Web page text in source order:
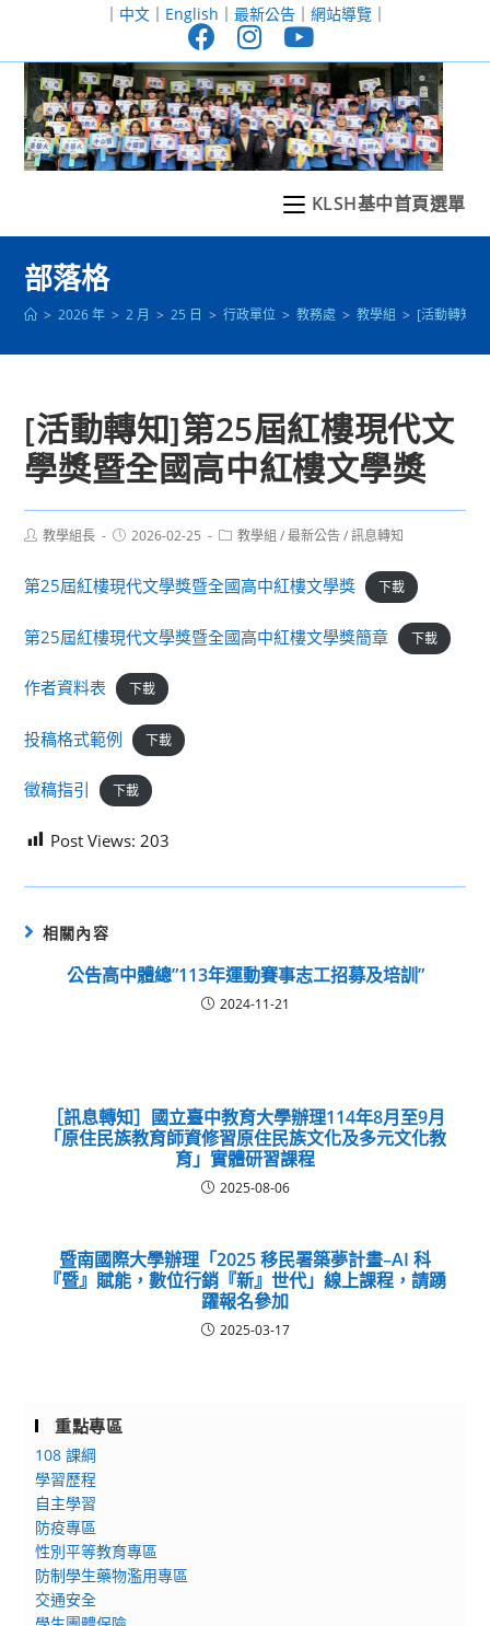
至
｜ 中文｜ English ｜ 最新公告｜ 網站導覽｜
KLSH基中首頁選單
部落格
> 2026 年 > 2 月 > 25 日 > 行政單位 > 教務處 > 教學組 > [活動轉知]
[活動轉知]第25屆紅樓現代文
學獎暨全國高中紅樓文學獎
Post教學組長
Post2026-02-25
Post教學組 / 最新公告 / 訊息轉知
第25屆紅樓現代文學獎暨全國高中紅樓文學獎 下載
第25屆紅樓現代文學獎暨全國高中紅樓文學獎簡章 下載
作者資料表 下載
投稿格式範例 下載
徵稿指引 下載
Post Views: 203
相關內容
公告高中體總”113年運動賽事志工招募及培訓”
2024-11-21
［訊息轉知］國立臺中教育大學辦理114年8月至9月
「原住民族教育師資修習原住民族文化及多元文化教
育」實體研習課程
2025-08-06
暨南國際大學辦理「2025 移民署築夢計畫–AI 科
『暨』賦能，數位行銷『新』世代」線上課程，請踴
躍報名參加
2025-03-17
重點專區
108 課綱
學習歷程
自主學習
防疫專區
性別平等教育專區
防制學生藥物濫用專區
交通安全